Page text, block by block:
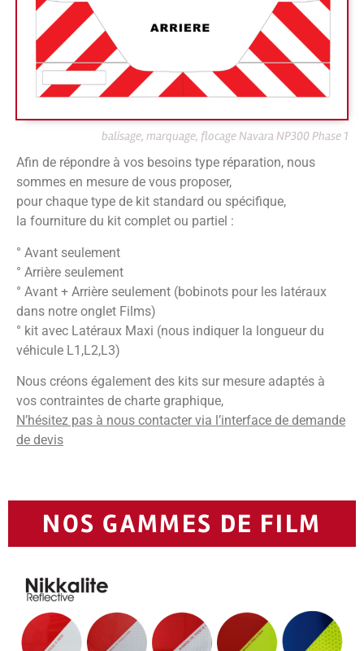
balisage, marquage, flocage Navara NP300 Phase 1
Afin de répondre à vos besoins type réparation, nous
sommes en mesure de vous proposer,
pour chaque type de kit standard ou spécifique,
la fourniture du kit complet ou partiel :
° Avant seulement
° Arrière seulement
° Avant + Arrière seulement (bobinots pour les latéraux
dans notre onglet Films)
° kit avec Latéraux Maxi (nous indiquer la longueur du
véhicule L1,L2,L3)
Nous créons également des kits sur mesure adaptés à
vos contraintes de charte graphique,
N’hésitez pas à nous contacter via l’interface de demande
de devis
NOS GAMMES DE FILM